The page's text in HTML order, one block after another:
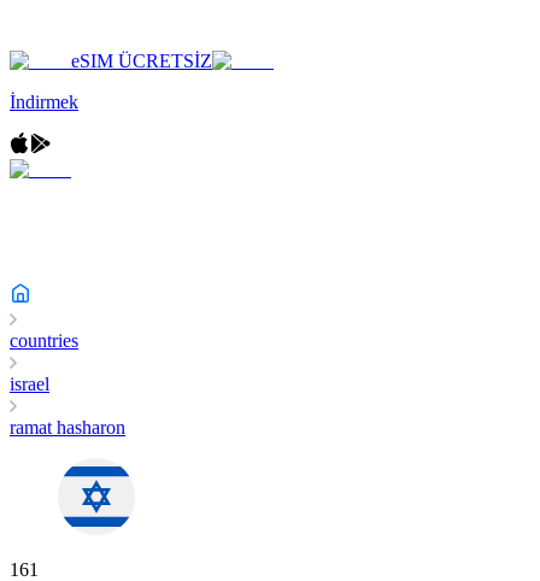
eSIM ÜCRETSİZ
İndirmek
countries
israel
ramat hasharon
161